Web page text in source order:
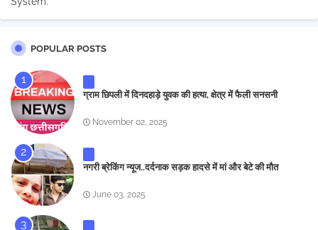
POPULAR POSTS
ग्राम छिपली में दिनदहाड़े युवक की हत्या, क्षेत्र में फैली सनसनी
November 02, 2025
नगरी ब्रेकिंग न्यूज..दर्दनाक सड़क हादसे में मां और बेटे की मौत
June 03, 2025